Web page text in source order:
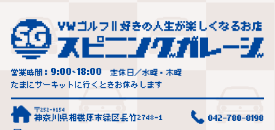
営業時間： 9:00~18:00
定休日／水曜・木曜
たまにサーキットに行くときお休みします
〒252-0154
神奈川県相模原市緑区長竹2748-1 042-780-8198